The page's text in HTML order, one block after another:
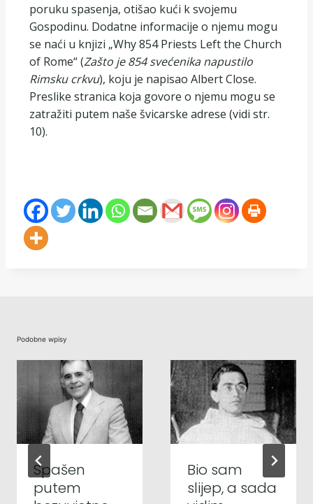
poruku spasenja, otišao kući k svojemu
Gospodinu. Dodatne informacije o njemu mogu
se naći u knjizi „Why 854 Priests Left the Church
of Rome“ (Zašto je 854 svećenika napustilo
Rimsku crkvu), koju je napisao Albert Close.
Preslike stranica koja govore o njemu mogu se
zatražiti putem naše švicarske adrese (vidi str.
10).
Podobne wpisy
Spašen
putem
Bio sam
slijep, a sada